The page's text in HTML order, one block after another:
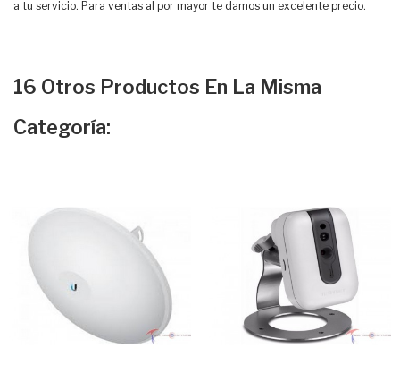
a tu servicio. Para ventas al por mayor te damos un excelente precio.
16 Otros Productos En La Misma
Categoría: